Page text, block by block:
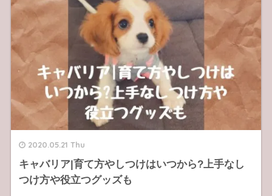
2020.05.21 Thu
キャバリア|育て方やしつけはいつから?上手なし
つけ方や役立つグッズも